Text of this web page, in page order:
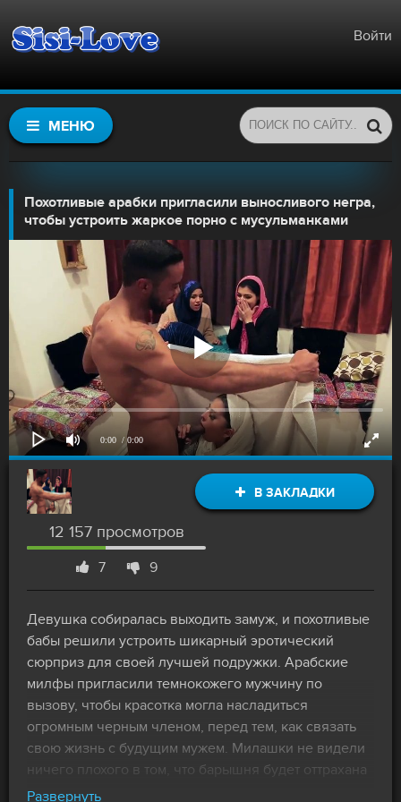
Войти
МЕНЮ
Похотливые арабки пригласили выносливого негра,
чтобы устроить жаркое порно с мусульманками
0:00 / 0:00
В ЗАКЛАДКИ
12 157 просмотров
7 9
Девушка собиралась выходить замуж, и похотливые
бабы решили устроить шикарный эротический
сюрприз для своей лучшей подружки. Арабские
милфы пригласили темнокожего мужчину по
вызову, чтобы красотка могла насладиться
огромным черным членом, перед тем, как связать
свою жизнь с будущим мужем. Милашки не видели
ничего плохого в том, что барышня будет оттрахана
крепким половым органом незнакомца, как в
Развернуть